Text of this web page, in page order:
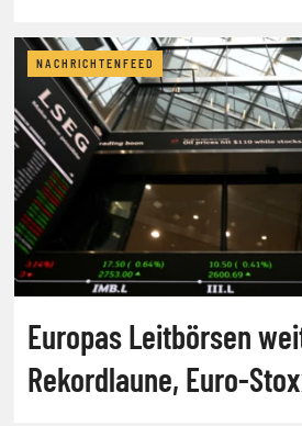
NACHRICHTENFEED
Europas Leitbörsen
Rekordlaune, Euro-